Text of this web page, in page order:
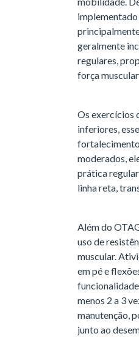
implementado
geralmente
regulares,
força
Os exercícios
inferiores,
moderados,
prática
linha reta,
Além do
uso de
muscular.
em pé e
menos 2 a 3
manutenção,
junto ao